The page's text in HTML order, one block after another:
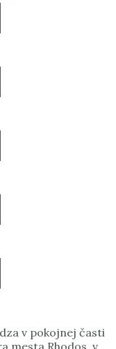
v pokojnej časti